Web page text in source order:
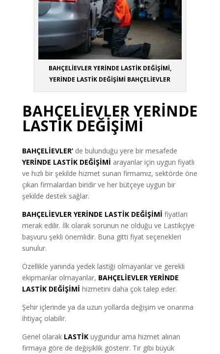
BAHÇELİEVLER YERİNDE LASTİK DEĞİŞİMİ,
YERİNDE LASTİK DEĞİŞİMİ BAHÇELİEVLER
BAHÇELİEVLER YERİNDE
LASTİK DEĞİŞİMİ
BAHÇELİEVLER’ de bulunduğu yere bir mesafede
YERİNDE LASTİK DEĞİŞİMİ arayanlar için uygun fiyatlı
ve hızlı bir şekilde hizmet sunan firmamız, sektörde öne
çıkan firmalardan biridir ve her bütçeye uygun bir
şekilde destek sağlar.
BAHÇELİEVLER YERİNDE LASTİK DEĞİŞİMİ fiyatları
merak edilir. İlk olarak sorunun ne olduğu ve Lastikçiye
başvuru şekli önemlidir. Buna gitti fiyat seçenekleri
sunulur.
Özellikle yanında yedek lastiği olmayanlar ve gerekli
ekipmanlar olmayanlar, BAHÇELİEVLER YERİNDE
LASTİK DEĞİŞİMİ hizmetini daha çok talep eder.
Şehir içlerinde ya da uzun yollarda değişim ve onarıma
ihtiyaç olabilir.
Genel olarak LASTİK uygundur ama hizmet alınan
firmaya göre de değişiklik gösterir. Tır gibi büyük